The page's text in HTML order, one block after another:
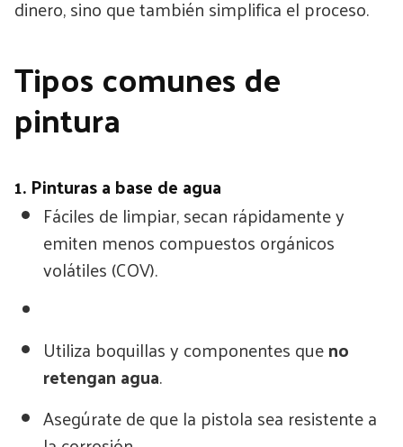
dinero, sino que también simplifica el proceso.
Tipos comunes de
pintura
1. Pinturas a base de agua
Fáciles de limpiar, secan rápidamente y
emiten menos compuestos orgánicos
volátiles (COV).
Utiliza boquillas y componentes queno
retengan agua.
Asegúrate de que la pistola sea resistente a